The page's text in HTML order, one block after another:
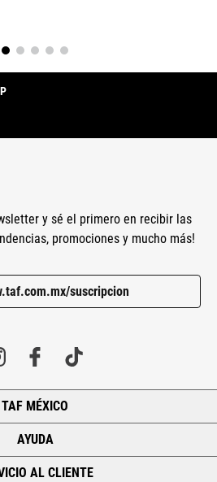
y sé el primero en recibir las
promociones y mucho más!
suscripcion
TAF MÉXICO
AYUDA
AL CLIENTE